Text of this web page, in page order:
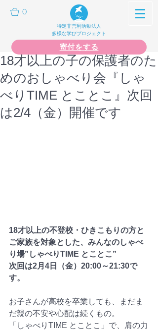
0
特定非営利活動法人
多様な学びプロジェクト
寄付をする
18才以上の子の保護者のた
めのおしゃべり会『しゃ
べりTIME とことこ』次回
は2/4（金）開催です
18才以上の不登校・ひきこもりの方と
ご家族を対象とした、みんなのしゃべ
り場”しゃべりTIME とことこ”
次回は2月4日（金）20:00～21:30で
す。
お子さんが高校を卒業しても、まだま
だ親の不安や心配は続くもの。
「しゃべりTIME とことこ」で、肩の力